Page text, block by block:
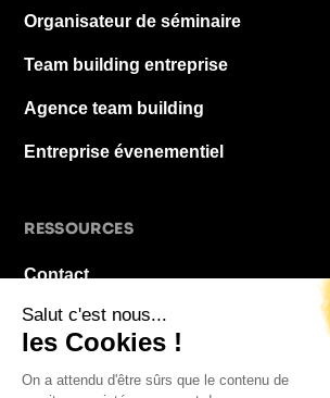
Organisateur de séminaire
Team building entreprise
Agence team building
Entreprise évenementiel
RESSOURCES
Contact
À propos